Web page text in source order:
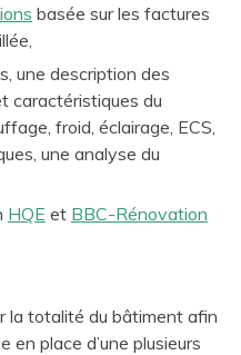
, respect des
santé et bien-être, …
sont catalysées par la
et par le Décret tertiaire
basée sur les factures
une description des
caractéristiques du
froid, éclairage, ECS,
une analyse du
HQE et BBC-Rénovation
la totalité du bâtiment afin
en place d’une plusieurs